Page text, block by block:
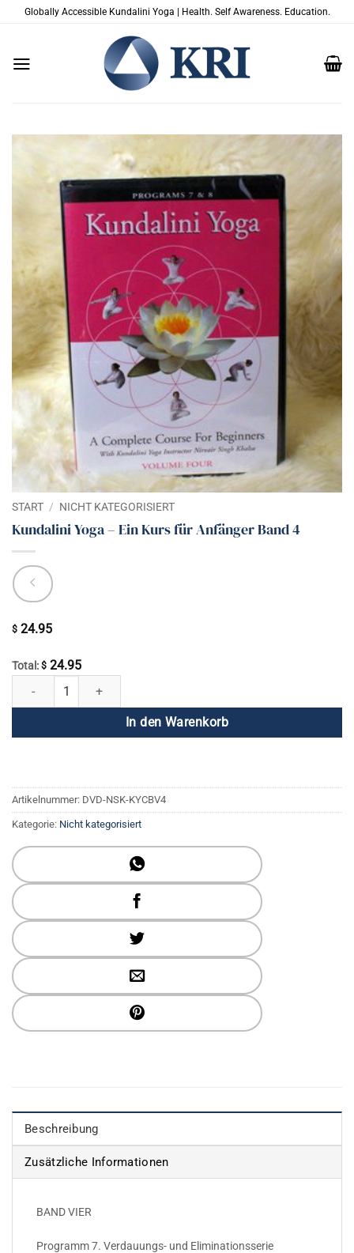
ZumGlobally Accessible Kundalini Yoga | Health. Self Awareness. Education.
START / NICHT KATEGORISIERT
Kundalini Yoga – Ein Kurs für Anfänger Band 4
$ 24.95
Total: $ 24.95
Kundalini Yoga - Ein Kurs für Anfänger Band 4 Menge
In den Warenkorb
Artikelnummer: DVD-NSK-KYCBV4
Kategorie: Nicht kategorisiert
Beschreibung
Zusätzliche Informationen
BAND VIER
Programm 7. Verdauungs- und Eliminationsserie